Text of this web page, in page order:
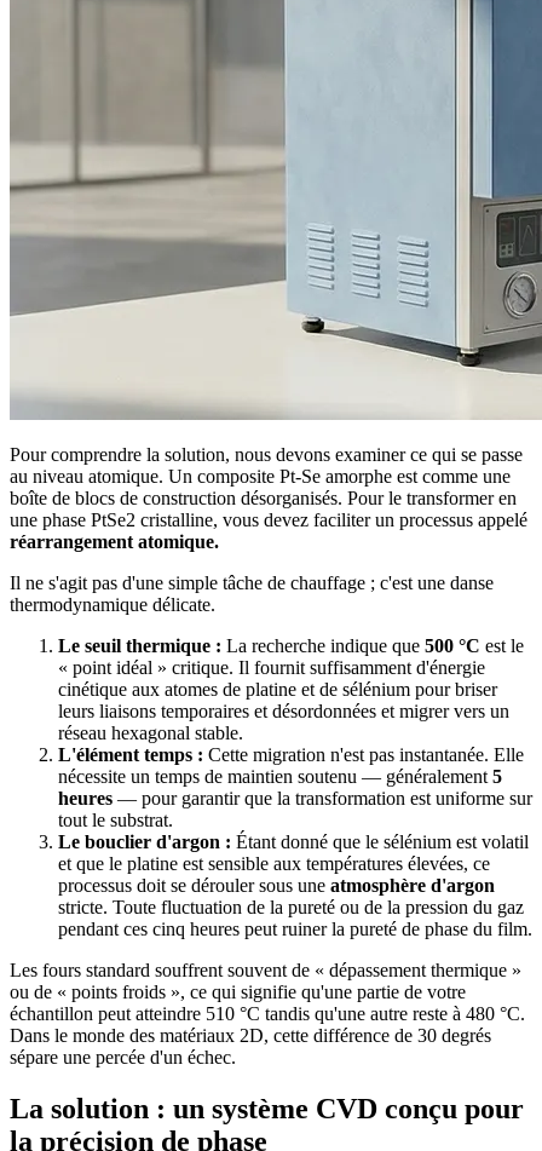
Pour comprendre la solution, nous devons examiner ce qui se passe
au niveau atomique. Un composite Pt-Se amorphe est comme une
boîte de blocs de construction désorganisés. Pour le transformer en
une phase PtSe2 cristalline, vous devez faciliter un processus appelé
réarrangement atomique.
Il ne s'agit pas d'une simple tâche de chauffage ; c'est une danse
thermodynamique délicate.
Le seuil thermique : La recherche indique que 500 °C est le
« point idéal » critique. Il fournit suffisamment d'énergie
cinétique aux atomes de platine et de sélénium pour briser
leurs liaisons temporaires et désordonnées et migrer vers un
réseau hexagonal stable.
L'élément temps : Cette migration n'est pas instantanée. Elle
nécessite un temps de maintien soutenu — généralement 5
heures — pour garantir que la transformation est uniforme sur
tout le substrat.
Le bouclier d'argon : Étant donné que le sélénium est volatil
et que le platine est sensible aux températures élevées, ce
processus doit se dérouler sous une atmosphère d'argon
stricte. Toute fluctuation de la pureté ou de la pression du gaz
pendant ces cinq heures peut ruiner la pureté de phase du film.
Les fours standard souffrent souvent de « dépassement thermique »
ou de « points froids », ce qui signifie qu'une partie de votre
échantillon peut atteindre 510 °C tandis qu'une autre reste à 480 °C.
Dans le monde des matériaux 2D, cette différence de 30 degrés
sépare une percée d'un échec.
La solution : un système CVD conçu pour
la précision de phase